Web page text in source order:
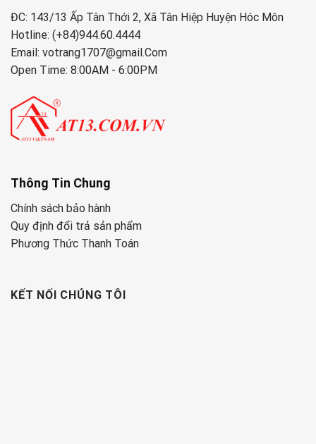
ĐC: 143/13 Ấp Tân Thới 2, Xã Tân Hiệp Huyện Hóc Môn
Hotline: (+84)944.60.4444
Email: votrang1707@gmail.Com
Open Time: 8:00AM - 6:00PM
Thông Tin Chung
Chính sách bảo hành
Quy định đổi trả sản phẩm
Phương Thức Thanh Toán
KẾT NỐI CHÚNG TÔI